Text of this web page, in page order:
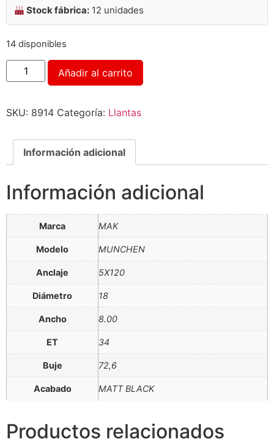
Stock fábrica: 12 unidades
14 disponibles
Añadir al carrito
SKU: 8914 Categoría: Llantas
Información adicional
Información adicional
Marca MAK
Modelo MUNCHEN
Anclaje 5X120
Diámetro 18
Ancho 8.00
ET 34
Buje 72,6
Acabado MATT BLACK
Productos relacionados